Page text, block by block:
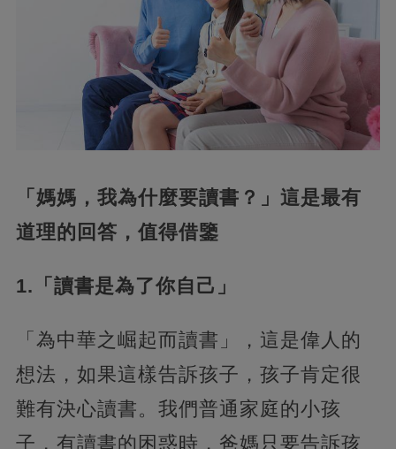
「媽媽，我為什麼要讀書？」這是最有
道理的回答，值得借鑒
1.「讀書是為了你自己」
「為中華之崛起而讀書」，這是偉人的
想法，如果這樣告訴孩子，孩子肯定很
難有決心讀書。我們普通家庭的小孩
子，有讀書的困惑時，爸媽只要告訴孩